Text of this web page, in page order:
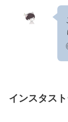
インスタス